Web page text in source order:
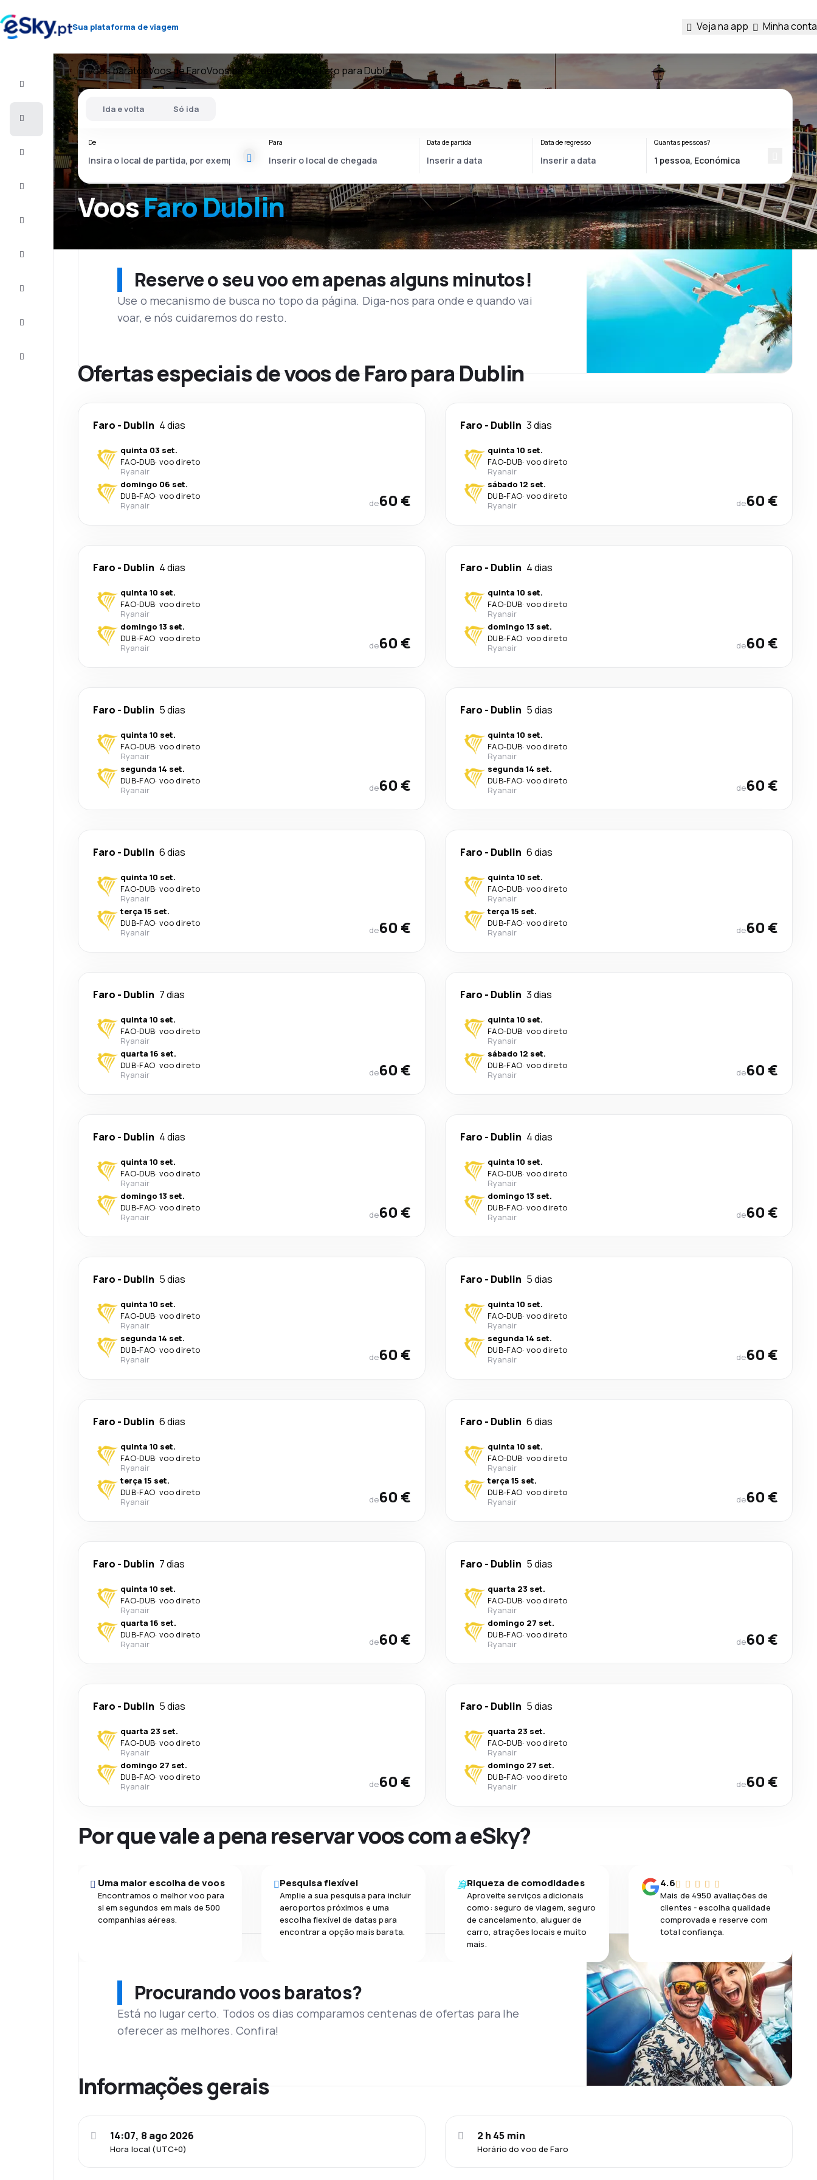
Sua plataforma de viagem Veja na app Minha conta
Voo+Hotel
baratos
Voos baratosVoos de FaroVoos para DublinVoos de Faro para Dublin
VoosFaro Dublin
Ida e volta Só ida
De Para Data de partida Data de regresso Quantas pessoas?
Reserve o seu voo em apenas alguns minutos!
Use o mecanismo de busca no topo da página. Diga-nos para onde e quando vai
voar, e nós cuidaremos do resto.
Ofertas especiais de voos de Faro para Dublin
Faro - Dublin 4 dias
quinta 03 set.
FAO-DUB· voo direto
Ryanair
domingo 06 set.
DUB-FAO· voo direto
Ryanair
de60 €
Faro - Dublin 3 dias
quinta 10 set.
FAO-DUB· voo direto
Ryanair
sábado 12 set.
DUB-FAO· voo direto
Ryanair
de60 €
Faro - Dublin 4 dias
quinta 10 set.
FAO-DUB· voo direto
Ryanair
domingo 13 set.
DUB-FAO· voo direto
Ryanair
de60 €
Faro - Dublin 4 dias
quinta 10 set.
FAO-DUB· voo direto
Ryanair
domingo 13 set.
DUB-FAO· voo direto
Ryanair
de60 €
Faro - Dublin 5 dias
quinta 10 set.
FAO-DUB· voo direto
Ryanair
segunda 14 set.
DUB-FAO· voo direto
Ryanair
de60 €
Faro - Dublin 5 dias
quinta 10 set.
FAO-DUB· voo direto
Ryanair
segunda 14 set.
DUB-FAO· voo direto
Ryanair
de60 €
Faro - Dublin 6 dias
quinta 10 set.
FAO-DUB· voo direto
Ryanair
terça 15 set.
DUB-FAO· voo direto
Ryanair
de60 €
Faro - Dublin 6 dias
quinta 10 set.
FAO-DUB· voo direto
Ryanair
terça 15 set.
DUB-FAO· voo direto
Ryanair
de60 €
Faro - Dublin 7 dias
quinta 10 set.
FAO-DUB· voo direto
Ryanair
quarta 16 set.
DUB-FAO· voo direto
Ryanair
de60 €
Faro - Dublin 3 dias
quinta 10 set.
FAO-DUB· voo direto
Ryanair
sábado 12 set.
DUB-FAO· voo direto
Ryanair
de60 €
Faro - Dublin 4 dias
quinta 10 set.
FAO-DUB· voo direto
Ryanair
domingo 13 set.
DUB-FAO· voo direto
Ryanair
de60 €
Faro - Dublin 4 dias
quinta 10 set.
FAO-DUB· voo direto
Ryanair
domingo 13 set.
DUB-FAO· voo direto
Ryanair
de60 €
Faro - Dublin 5 dias
quinta 10 set.
FAO-DUB· voo direto
Ryanair
segunda 14 set.
DUB-FAO· voo direto
Ryanair
de60 €
Faro - Dublin 5 dias
quinta 10 set.
FAO-DUB· voo direto
Ryanair
segunda 14 set.
DUB-FAO· voo direto
Ryanair
de60 €
Faro - Dublin 6 dias
quinta 10 set.
FAO-DUB· voo direto
Ryanair
terça 15 set.
DUB-FAO· voo direto
Ryanair
de60 €
Faro - Dublin 6 dias
quinta 10 set.
FAO-DUB· voo direto
Ryanair
terça 15 set.
DUB-FAO· voo direto
Ryanair
de60 €
Faro - Dublin 7 dias
quinta 10 set.
FAO-DUB· voo direto
Ryanair
quarta 16 set.
DUB-FAO· voo direto
Ryanair
de60 €
Faro - Dublin 5 dias
quarta 23 set.
FAO-DUB· voo direto
Ryanair
domingo 27 set.
DUB-FAO· voo direto
Ryanair
de60 €
Faro - Dublin 5 dias
quarta 23 set.
FAO-DUB· voo direto
Ryanair
domingo 27 set.
DUB-FAO· voo direto
Ryanair
de60 €
Faro - Dublin 5 dias
quarta 23 set.
FAO-DUB· voo direto
Ryanair
domingo 27 set.
DUB-FAO· voo direto
Ryanair
de60 €
Por que vale a pena reservar voos com a eSky?
Uma maior escolha de voos
Encontramos o melhor voo para
si em segundos em mais de 500
companhias aéreas.
Pesquisa flexível
Amplie a sua pesquisa para incluir
aeroportos próximos e uma
escolha flexível de datas para
encontrar a opção mais barata.
Riqueza de comodidades
Aproveite serviços adicionais
como: seguro de viagem, seguro
de cancelamento, aluguer de
carro, atrações locais e muito
mais.
4.6
Mais de 4950 avaliações de
clientes - escolha qualidade
comprovada e reserve com
total confiança.
Procurando voos baratos?
Está no lugar certo. Todos os dias comparamos centenas de ofertas para lhe
oferecer as melhores. Confira!
Informações gerais
Hora local (UTC+0)
14:07, 8 ago 2026
Horário do voo de Faro
2 h 45 min